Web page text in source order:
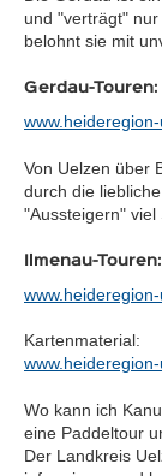
und "verträgt"
belohnt sie mit
Gerdau-Touren:
Von Uelzen über
durch die
"Aussteigern" viel
Ilmenau-Touren:
Kartenmaterial:
Wo kann ich
eine Paddeltour
Der Landkreis